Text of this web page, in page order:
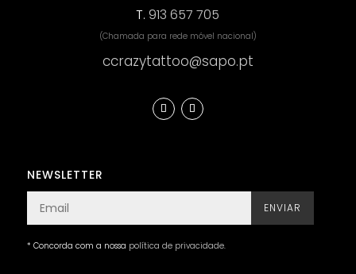
T.913 657 705
(Chamada para rede móvel nacional)
ccrazytattoo@sapo.pt
NEWSLETTER
ENVIAR
* Concorda com a nossa política de privacidade.